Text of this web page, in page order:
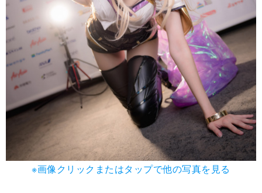
※画像クリックまたはタップで他の写真を見る